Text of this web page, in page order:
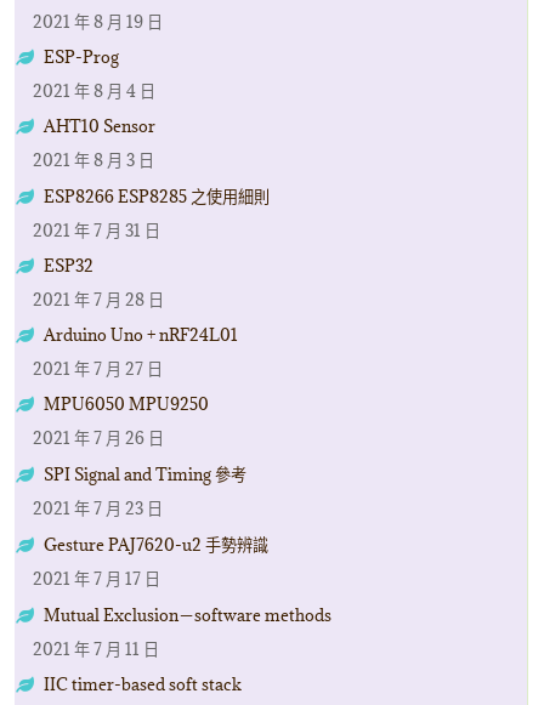
2021 年 8 月 19 日
ESP-Prog
2021 年 8 月 4 日
AHT10 Sensor
2021 年 8 月 3 日
ESP8266 ESP8285 之使用細則
2021 年 7 月 31 日
ESP32
2021 年 7 月 28 日
Arduino Uno + nRF24L01
2021 年 7 月 27 日
MPU6050 MPU9250
2021 年 7 月 26 日
SPI Signal and Timing 參考
2021 年 7 月 23 日
Gesture PAJ7620-u2 手勢辨識
2021 年 7 月 17 日
Mutual Exclusion－software methods
2021 年 7 月 11 日
IIC timer-based soft stack